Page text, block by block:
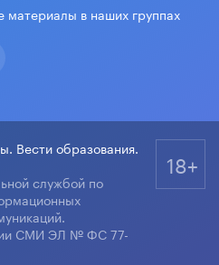
материалы в наших группах
Вести образования.
службой по
СМИ ЭЛ № ФС 77-
18+